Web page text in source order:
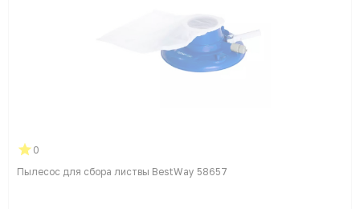
0
Пылесос для сбора листвы BestWay 58657